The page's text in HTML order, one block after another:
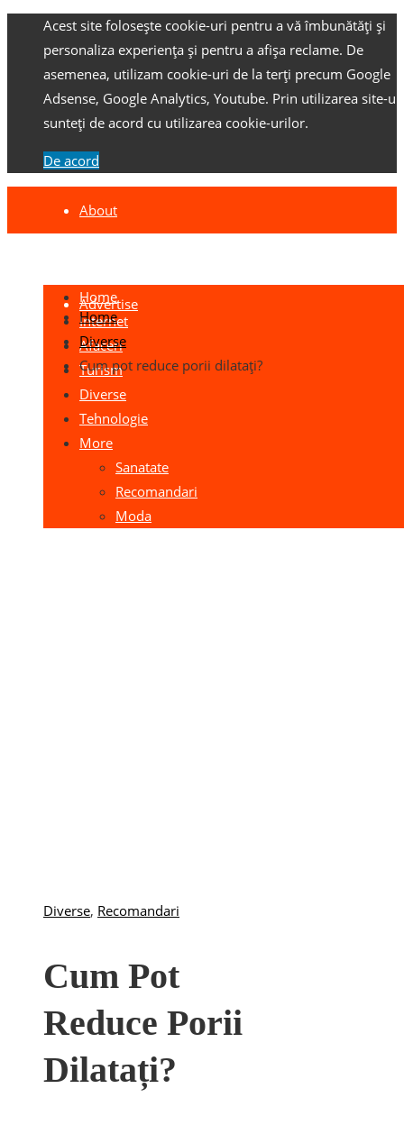
Acest site folosește cookie-uri pentru a vă îmbunătăți și
personaliza experiența și pentru a afișa reclame. De
asemenea, utilizam cookie-uri de la terți precum Google
Adsense, Google Analytics, Youtube. Prin utilizarea site-
sunteți de acord cu utilizarea cookie-urilor.
De acord
About
Advertise
Home
Internet
Afaceri
Turism
Diverse
Tehnologie
More
Sanatate
Recomandari
Moda
Home
Diverse
Cum pot reduce porii dilatați?
Diverse, Recomandari
Cum Pot
Reduce Porii
Dilatați?